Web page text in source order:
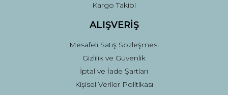
Kargo Takibi
ALIŞVERİŞ
Mesafeli Satış Sözleşmesi
Gizlilik ve Güvenlik
İptal ve İade Şartları
Kişisel Veriler Politikası